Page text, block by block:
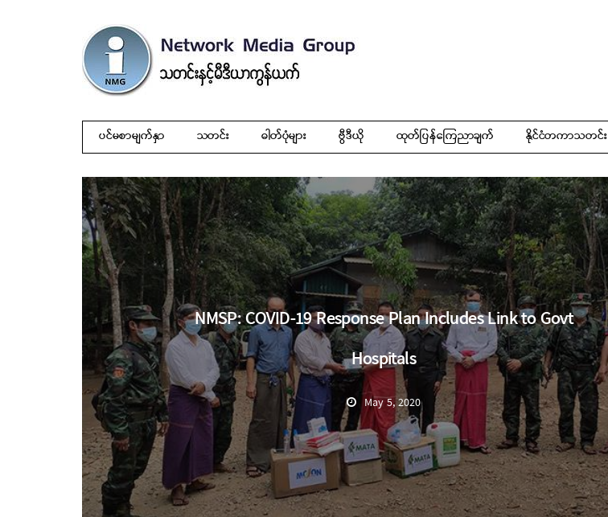
ပင်မစာမျက်နှာ သတင်း ဓါတ်ပုံများ ဗွီဒီယို ထုတ်ပြန်ကြေညာချက် နိုင်ငံတကာသတင်း
NMSP: COVID-19 Response Plan Includes Link to Govt
Hospitals
May 5, 2020